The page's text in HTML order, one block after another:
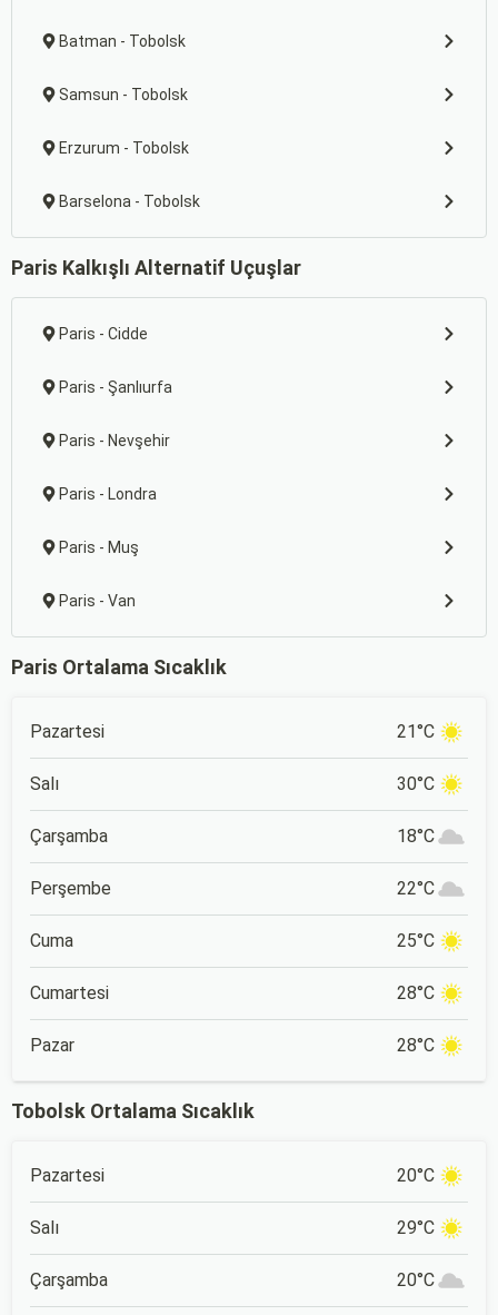
Batman - Tobolsk
Samsun - Tobolsk
Erzurum - Tobolsk
Barselona - Tobolsk
Paris Kalkışlı Alternatif Uçuşlar
Paris - Cidde
Paris - Şanlıurfa
Paris - Nevşehir
Paris - Londra
Paris - Muş
Paris - Van
Paris Ortalama Sıcaklık
Pazartesi 21°C
Salı 30°C
Çarşamba 18°C
Perşembe 22°C
Cuma 25°C
Cumartesi 28°C
Pazar 28°C
Tobolsk Ortalama Sıcaklık
Pazartesi 20°C
Salı 29°C
Çarşamba 20°C